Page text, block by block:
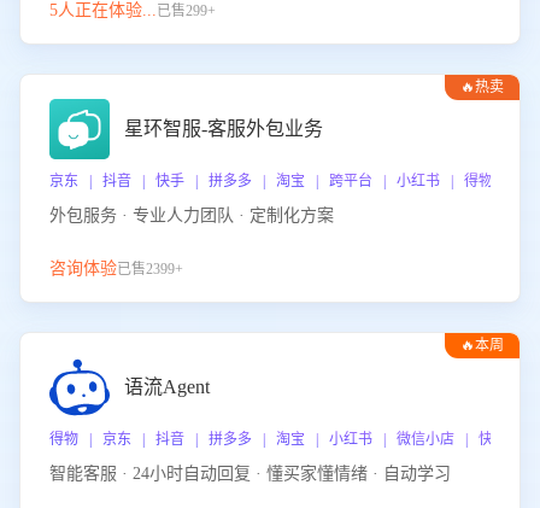
5人正在体验...已售299+
🔥热卖
星环智服-客服外包业务
京东 | 抖音 | 快手 | 拼多多 | 淘宝 | 跨平台 | 小红书 | 得物 | 企
外包服务 · 专业人力团队 · 定制化方案
咨询体验已售2399+
🔥本周
语流Agent
得物 | 京东 | 抖音 | 拼多多 | 淘宝 | 小红书 | 微信小店 | 快手 |
智能客服 · 24小时自动回复 · 懂买家懂情绪 · 自动学习